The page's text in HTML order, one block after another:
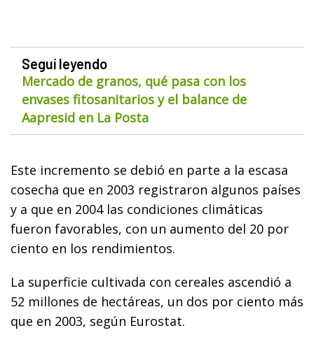
Seguí leyendo
Mercado de granos, qué pasa con los
envases fitosanitarios y el balance de
Aapresid en La Posta
Este incremento se debió en parte a la escasa
cosecha que en 2003 registraron algunos países
y a que en 2004 las condiciones climáticas
fueron favorables, con un aumento del 20 por
ciento en los rendimientos.
La superficie cultivada con cereales ascendió a
52 millones de hectáreas, un dos por ciento más
que en 2003, según Eurostat.